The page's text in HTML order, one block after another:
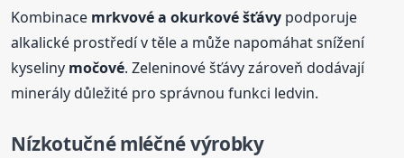
Kombinace mrkvové a okurkové šťávy podporuje
alkalické prostředí v těle a může napomáhat snížení
kyseliny močové. Zeleninové šťávy zároveň dodávají
minerály důležité pro správnou funkci ledvin.
Nízkotučné mléčné výrobky